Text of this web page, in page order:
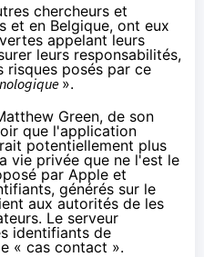
chercheurs et
et en Belgique, ont eux
appelant leurs
leurs responsabilités,
risques posés par ce
».
Green, de son
que l'application
potentiellement plus
vie privée que ne l'est le
par Apple et
générés sur le
aux autorités de les
Le serveur
identifiants de
« cas contact ».